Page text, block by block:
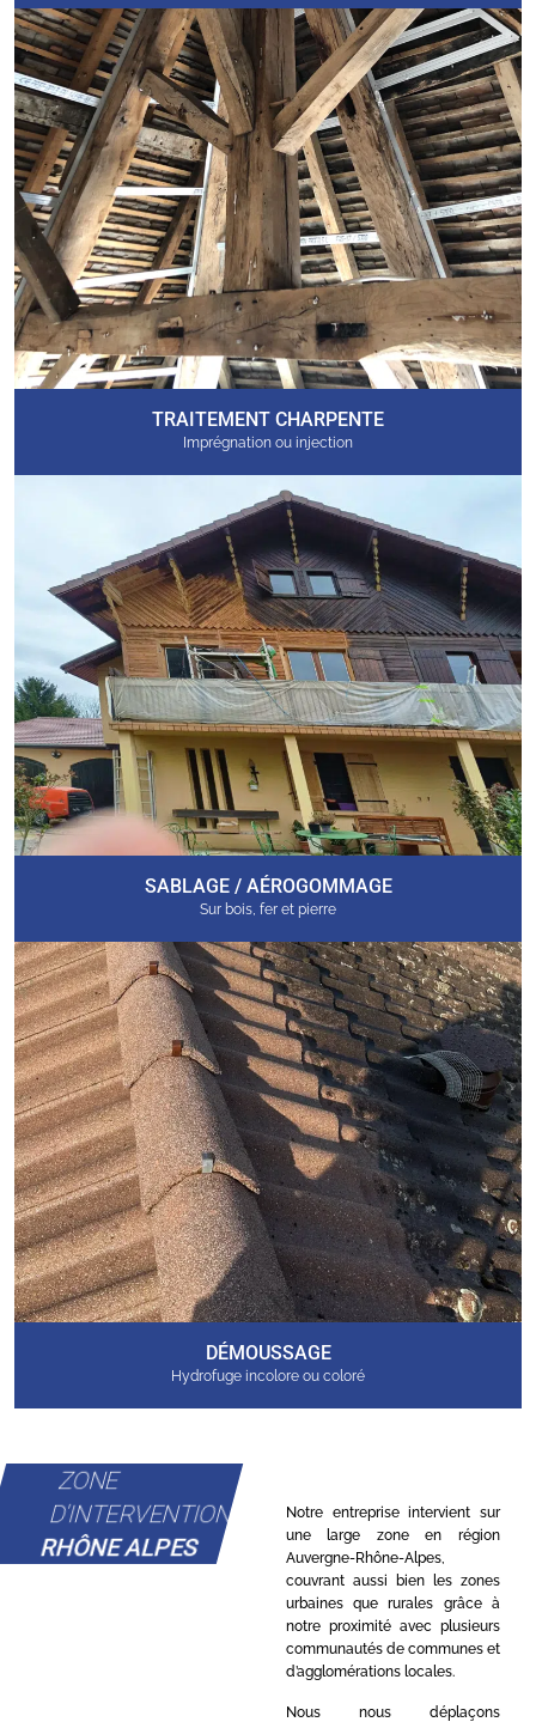
TRAITEMENT CHARPENTE
Imprégnation ou injection
SABLAGE / AÉROGOMMAGE
Sur bois, fer et pierre
DÉMOUSSAGE
Hydrofuge incolore ou coloré
ZONE
D'INTERVENTION
RHÔNE ALPES
Notre entreprise intervient sur
une large zone en région
Auvergne-Rhône-Alpes,
couvrant aussi bien les zones
urbaines que rurales grâce à
notre proximité avec plusieurs
communautés de communes et
d’agglomérations locales.
Nous nous déplaçons